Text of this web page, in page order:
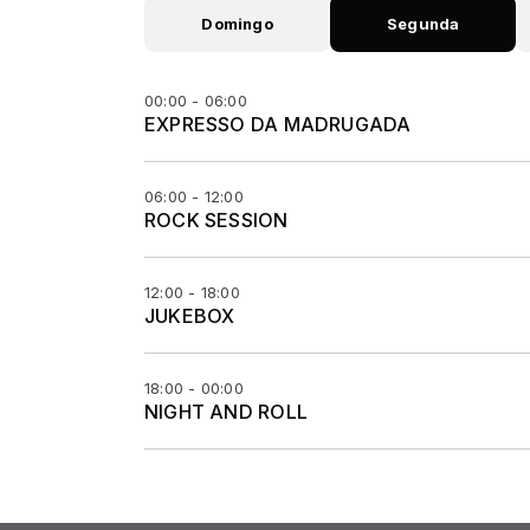
Domingo Segunda
00:00 - 06:00
EXPRESSO DA MADRUGADA
06:00 - 12:00
ROCK SESSION
12:00 - 18:00
JUKEBOX
18:00 - 00:00
NIGHT AND ROLL